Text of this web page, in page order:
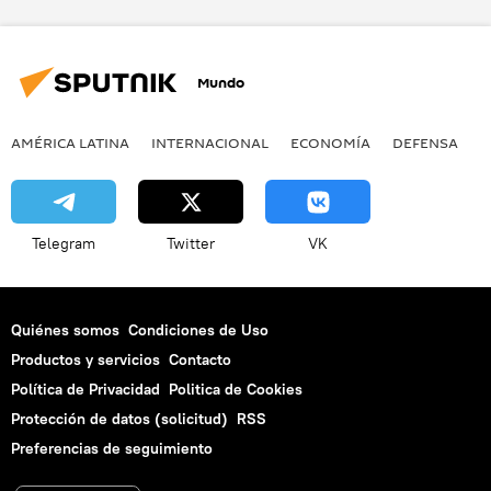
Mundo
AMÉRICA LATINA INTERNACIONAL ECONOMÍA DEFENSA
Telegram Twitter VK
Quiénes somos Condiciones de Uso
Productos y servicios Contacto
Política de Privacidad Politica de Cookies
Protección de datos (solicitud) RSS
Preferencias de seguimiento